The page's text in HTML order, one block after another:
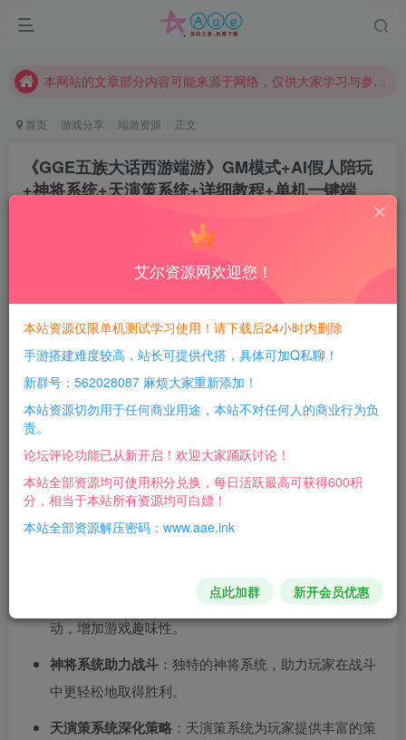
请勿相信任何评论区广告！以免上当受骗！
现在赞助会员享受专属折扣，详情点击此条公告。
请勿相信任何评论区广告！以免上当受骗！
首页 游戏分享 端游资源 正文
《GGE五族大话西游端游》GM模式+AI假人陪玩
+神将系统+天演策系统+详细教程+单机一键端
每日活跃最高可获得600积分！所有资源可以使用
积分免费兑换！
游戏介绍：
《GGE五族大话西游端游》全方位体验：单机一键端
+多元特色系统
一键端便捷体验‌：GGE五族大话西游端游提供一键即玩
的单机版，轻松享受游戏乐趣。
GM模式自由操控 ‌：内置GM工具，让玩家在游戏中拥有
‌：AI假人系统，为玩家提供陪伴和互
动，增加游戏趣味性。
神将系统助力战斗 ‌：独特的神将系统，助力玩家在战斗
中更轻松地取得胜利。
天演策系统深化策略 ‌：天演策系统为玩家提供丰富的策
艾尔资源网欢迎您！
本站资源仅限单机测试学习使用！请下载后24小时内删除
手游搭建难度较高，站长可提供代搭，具体可加Q私聊！
新群号：562028087 麻烦大家重新添加！
本站资源切勿用于任何商业用途，本站不对任何人的商业行为负
责。
论坛评论功能已从新开启！欢迎大家踊跃讨论！
本站全部资源均可使用积分兑换，每日活跃最高可获得600积
分，相当于本站所有资源均可白嫖！
本站全部资源解压密码：www.aae.ink
点此加群 新开会员优惠